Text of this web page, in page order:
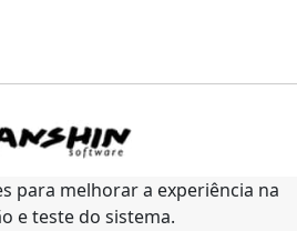
para melhorar a experiência na
e teste do sistema.